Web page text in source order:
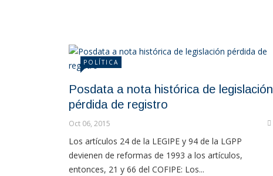
POLÍTICA
Posdata a nota histórica de legislación
pérdida de registro
Oct 06, 2015
Los artículos 24 de la LEGIPE y 94 de la LGPP
devienen de reformas de 1993 a los artículos,
entonces, 21 y 66 del COFIPE: Los...